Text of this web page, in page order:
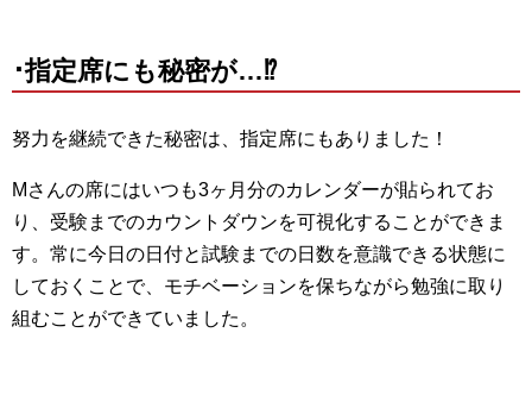
･指定席にも秘密が…⁉
努力を継続できた秘密は、指定席にもありました！
Mさんの席にはいつも3ヶ月分のカレンダーが貼られてお
り、受験までのカウントダウンを可視化することができま
す。常に今日の日付と試験までの日数を意識できる状態に
しておくことで、モチベーションを保ちながら勉強に取り
組むことができていました。